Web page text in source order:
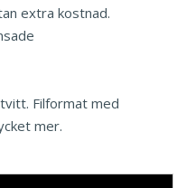
extra kostnad.
Filformat med
mer.